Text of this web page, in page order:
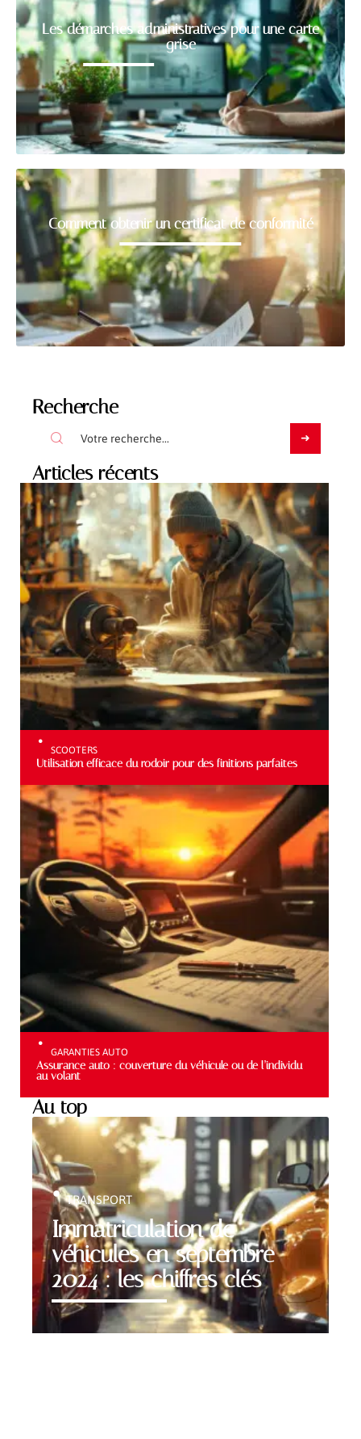
Les démarches administratives pour une carte
grise
Comment obtenir un certificat de conformité
Recherche
Articles récents
SCOOTERS
Utilisation efficace du rodoir pour des finitions parfaites
GARANTIES AUTO
Assurance auto : couverture du véhicule ou de l’individu
au volant
Au top
Immatriculation de
véhicules en septembre
2024 : les chiffres clés
TRANSPORT